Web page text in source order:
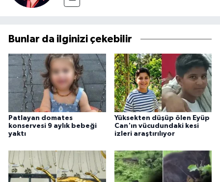
Bunlar da ilginizi çekebilir
Patlayan domates
konservesi 9 aylık bebeği
yaktı
Yüksekten düşüp ölen Eyüp
Can'ın vücudundaki kesi
izleri araştırılıyor